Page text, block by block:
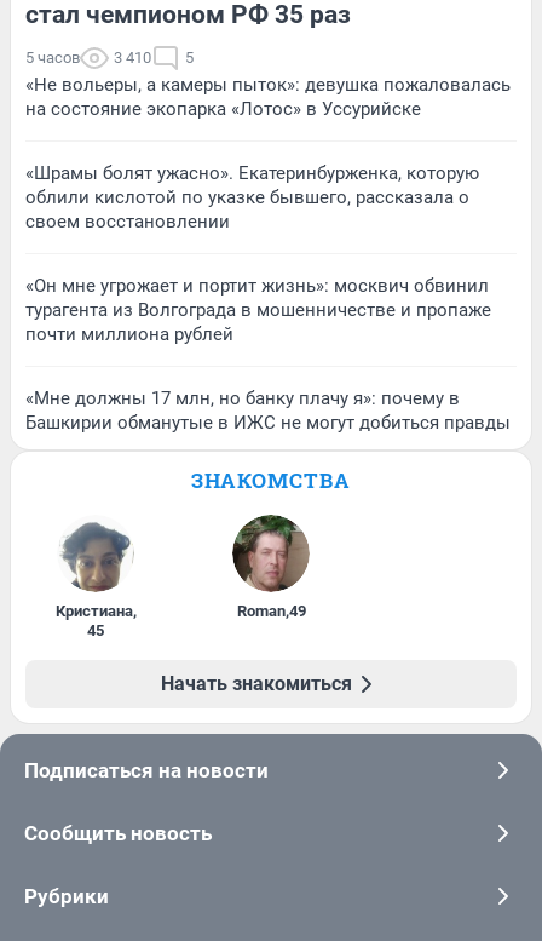
стал чемпионом РФ 35 раз
5 часов 3 410 5
«Не вольеры, а камеры пыток»: девушка пожаловалась
на состояние экопарка «Лотос» в Уссурийске
«Шрамы болят ужасно». Екатеринбурженка, которую
облили кислотой по указке бывшего, рассказала о
своем восстановлении
«Он мне угрожает и портит жизнь»: москвич обвинил
турагента из Волгограда в мошенничестве и пропаже
почти миллиона рублей
«Мне должны 17 млн, но банку плачу я»: почему в
Башкирии обманутые в ИЖС не могут добиться правды
ЗНАКОМСТВА
Кристиана,
45
Roman,49
Начать знакомиться
Подписаться на новости
Сообщить новость
Рубрики